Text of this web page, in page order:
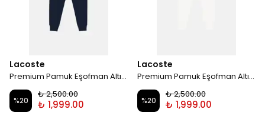
Lacoste
Premium Pamuk Eşofman Altı - Lacivert
%20
₺ 2,500.00
₺ 1,999.00
Lacoste
Premium Pamuk Eşofman Altı - Beyaz
%20
₺ 2,500.00
₺ 1,999.00